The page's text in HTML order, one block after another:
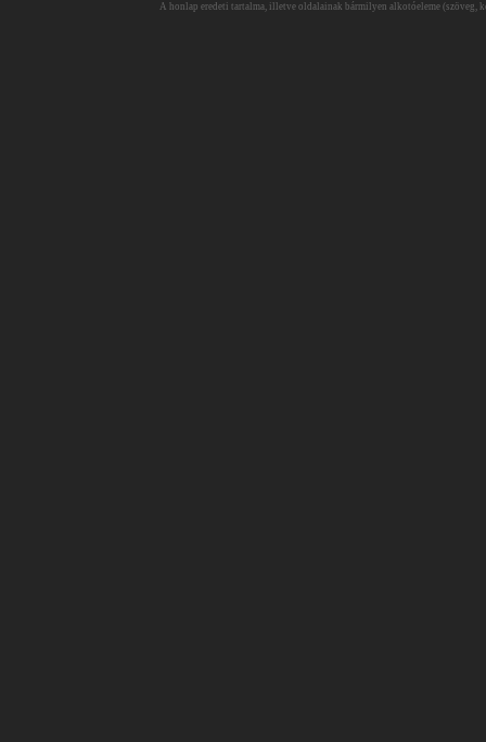
A honlap eredeti tartalma, illetve oldalainak bármilyen alkotóeleme (szöveg,